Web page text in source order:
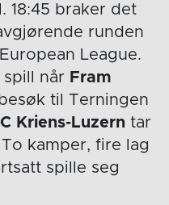
18:45 braker det
runden
League.
spill når Fram
til Terningen
Kriens-Luzern tar
To kamper, fire lag
spille seg